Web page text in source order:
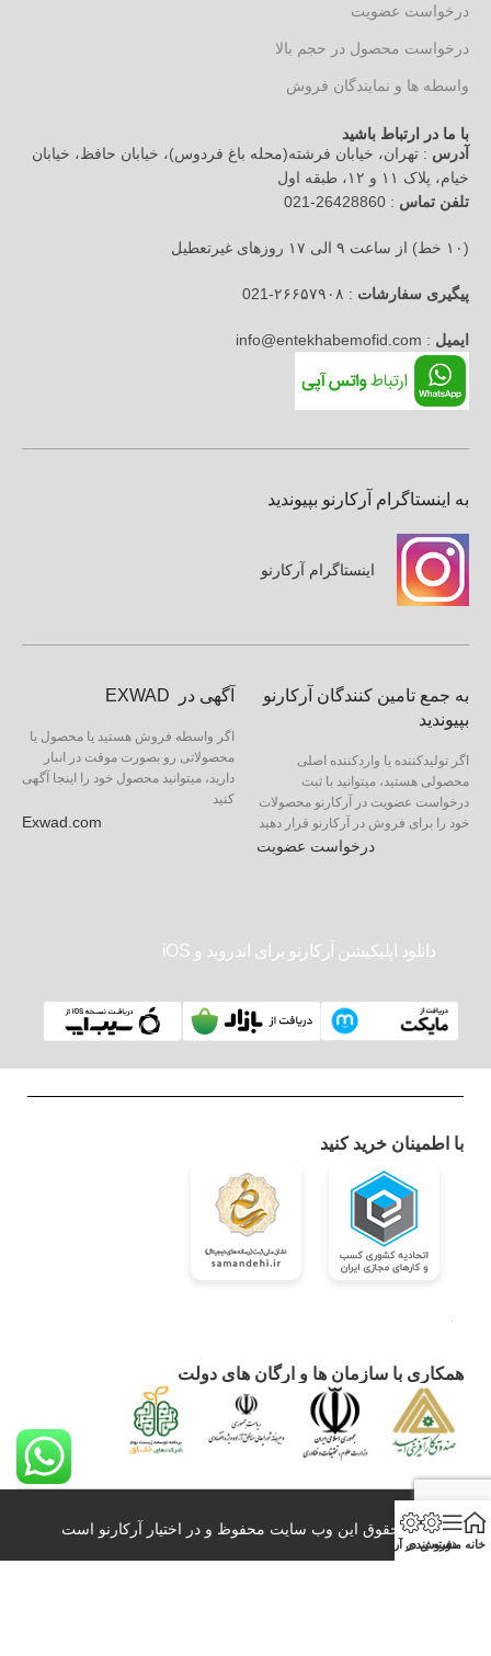
درخواست عضویت
درخواست محصول در حجم بالا
واسطه ها و نمایندگان فروش
با ما در ارتباط باشید
آدرس : تهران، خیابان فرشته(محله باغ فردوس)، خیابان حافظ، خیابان
خیام، پلاک ۱۱ و ۱۲، طبقه اول
تلفن تماس : 26428860-021
(۱۰ خط) از ساعت ۹ الی ۱۷ روزهای غیرتعطیل
پیگیری سفارشات : ۲۶۶۵۷۹۰۸-021
ایمیل : info@entekhabemofid.com
به اینستاگرام آرکارنو بپیوندید
اینستاگرام آرکارنو
به جمع تامین کنندگان آرکارنو
بپیوندید
اگر تولیدکننده یا واردکننده اصلی
محصولی هستید، میتوانید با ثبت
درخواست عضویت در آرکارنو محصولات
خود را برای فروش در آرکارنو قرار دهید
درخواست عضویت
آگهی در EXWAD
اگر واسطه فروش هستید یا محصول یا
محصولاتی رو بصورت موقت در انبار
دارید، میتوانید محصول خود را اینجا آگهی
کنید
Exwad.com
دانلود اپلیکیشن آرکارنو برای اندروید و iOS
با اطمینان خرید کنید
همکاری با سازمان ها و ارگان های دولت
کلیه حقوق این وب سایت محفوظ و در اختیار آرکارنو است
خانه منو
دسته بندی
فروش در آرکارنو